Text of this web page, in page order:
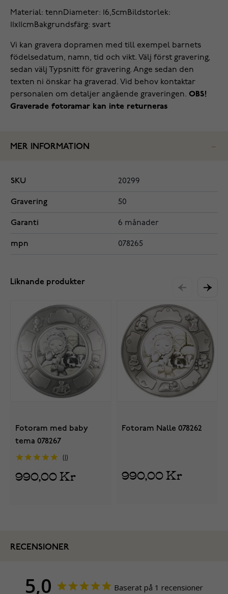
Material: tennDiameter: 16,5cmBildstorlek:
11x11cmBakgrundsfärg: svart
Vi kan gravera dopramen med till exempel barnets
födelsedatum, namn, tid och vikt. Välj först gravering,
sedan välj Typsnitt för gravering. Ange sedan den
texten ni önskar ha graverad. Vid behov kontaktar
personalen om detaljer angående graveringen. OBS!
Graverade fotoramar kan inte returneras
MER INFORMATION
SKU 20299
Gravering 50
Garanti 6 månader
mpn 078265
Liknande produkter
Fotoram med baby
tema 078267
990,00 Kr
Fotoram Nalle 078262
990,00 Kr
RECENSIONER
5,0 Baserat på 1 recensioner